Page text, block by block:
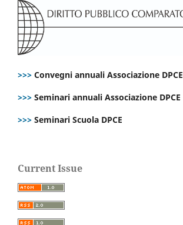
>>> Convegni annuali Associazione DPCE
>>> Seminari annuali Associazione DPCE
>>> Seminari Scuola DPCE
Current Issue